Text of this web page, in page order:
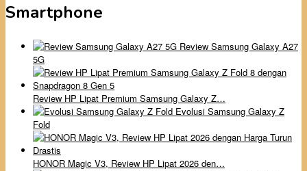
Smartphone
Review Samsung Galaxy A27
5G
Review HP Lipat Premium Samsung Galaxy Z…
Evolusi Samsung Galaxy Z
Fold
HONOR Magic V3, Review HP Lipat 2026 den…